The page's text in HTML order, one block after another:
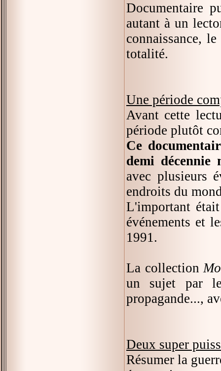
Documentaire
autant à un
connaissance,
totalité.
Une période
Avant cette
période plutôt
Ce
demi décennie
avec plusieurs
endroits du
L'important
événements et
1991.
La collection
un sujet par
propagande...,
Deux super
Résumer la